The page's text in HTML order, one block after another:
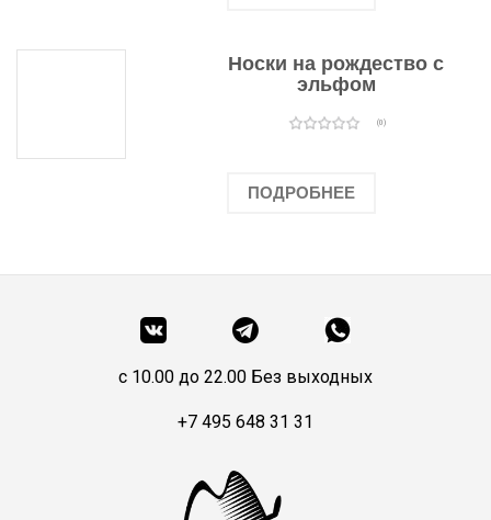
Носки на рождество с
эльфом
(0)
ПОДРОБНЕЕ
c 10.00 до 22.00 Без выходных
+7 495 648 31 31